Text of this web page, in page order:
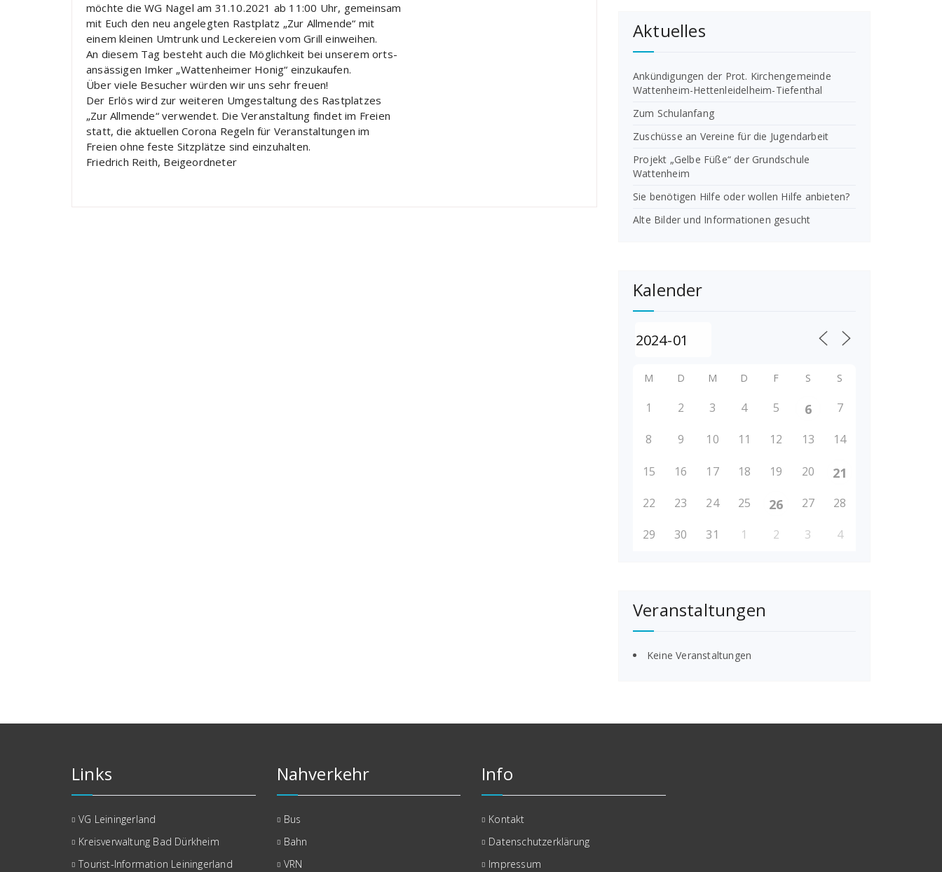
möchte die WG Nagel am 31.10.2021 ab 11:00 Uhr, gemeinsam
mit Euch den neu angelegten Rastplatz „Zur Allmende“ mit
einem kleinen Umtrunk und Leckereien vom Grill einweihen.
An diesem Tag besteht auch die Möglichkeit bei unserem orts-
ansässigen Imker „Wattenheimer Honig“ einzukaufen.
Über viele Besucher würden wir uns sehr freuen!
Der Erlös wird zur weiteren Umgestaltung des Rastplatzes
„Zur Allmende“ verwendet. Die Veranstaltung findet im Freien
statt, die aktuellen Corona Regeln für Veranstaltungen im
Freien ohne feste Sitzplätze sind einzuhalten.
Friedrich Reith, Beigeordneter
Aktuelles
Ankündigungen der Prot. Kirchengemeinde
Wattenheim-Hettenleidelheim-Tiefenthal
Zum Schulanfang
Zuschüsse an Vereine für die Jugendarbeit
Projekt „Gelbe Füße“ der Grundschule
Wattenheim
Sie benötigen Hilfe oder wollen Hilfe anbieten?
Alte Bilder und Informationen gesucht
Kalender
M D M D F S S
1 2 3 4 5 6 7
8 9 10 11 12 13 14
15 16 17 18 19 20 21
22 23 24 25 26 27 28
29 30 31 1 2 3 4
Veranstaltungen
Keine Veranstaltungen
Links
VG Leiningerland
Kreisverwaltung Bad Dürkheim
Tourist-Information Leiningerland
Nahverkehr
Bus
Bahn
VRN
Info
Kontakt
Datenschutzerklärung
Impressum